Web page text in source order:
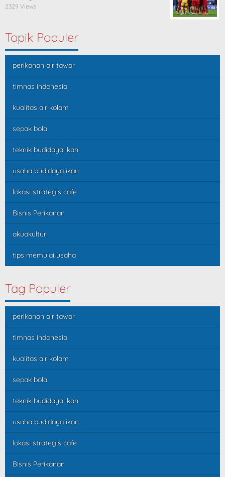
2329 Views
Topik Populer
perikanan air tawar
timnas indonesia
kualitas air kolam
sepak bola
teknik budidaya ikan
usaha budidaya ikan
lokasi strategis cafe
Bisnis Perikanan
akuakultur
tips memulai usaha
Tag Populer
perikanan air tawar
timnas indonesia
kualitas air kolam
sepak bola
teknik budidaya ikan
usaha budidaya ikan
lokasi strategis cafe
Bisnis Perikanan